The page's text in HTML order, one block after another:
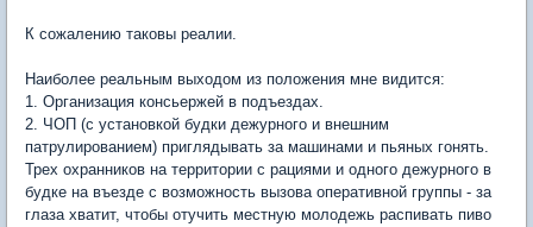
К сожалению таковы реалии.
Наиболее реальным выходом из положения мне видится:
1. Организация консьержей в подъездах.
2. ЧОП (с установкой будки дежурного и внешним
патрулированием) приглядывать за машинами и пьяных гонять.
Трех охранников на территории с рациями и одного дежурного в
будке на въезде с возможность вызова оперативной группы - за
глаза хватит, чтобы отучить местную молодежь распивать пиво